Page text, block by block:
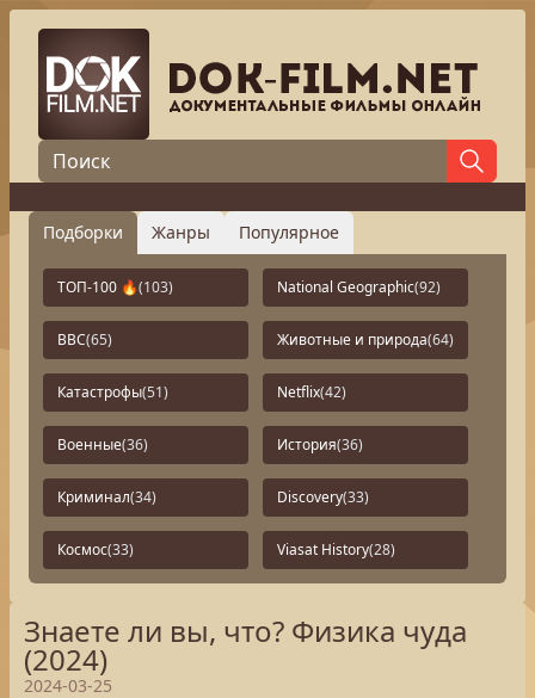
Подборки Жанры Популярное
ТОП-100 🔥(103) National Geographic(92)
BBC(65) Животные и природа(64)
Катастрофы(51) Netflix(42)
Военные(36) История(36)
Криминал(34) Discovery(33)
Космос(33) Viasat History(28)
Знаете ли вы, что? Физика чуда
(2024)
2024-03-25